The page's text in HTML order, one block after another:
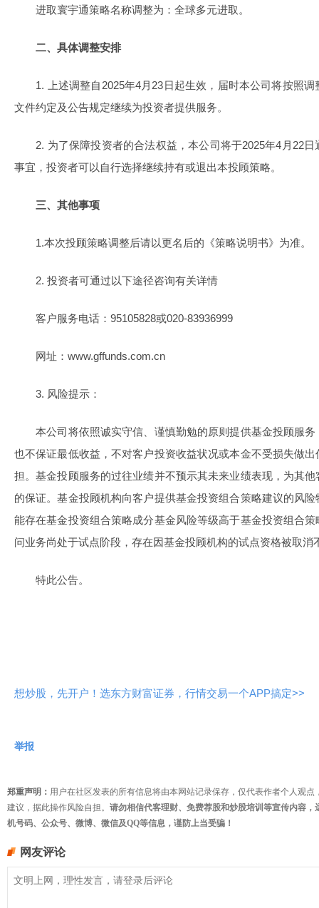
进取寰宇通策略名称调整为：全球多元进取。
二、具体调整安排
1. 上述调整自2025年4月23日起生效，届时本公司将按照调
文件约定及公告规定继续为投资者提供服务。
2. 为了保障投资者的合法权益，本公司将于2025年4月22日
事宜，投资者可以自行选择继续持有或退出本投顾策略。
三、其他事项
1.本次投顾策略调整后请以更名后的《策略说明书》为准。
2. 投资者可通过以下途径咨询有关详情
客户服务电话：95105828或020-83936999
网址：www.gffunds.com.cn
3. 风险提示：
本公司将依照诚实守信、谨慎勤勉的原则提供基金投顾服务
也不保证最低收益，不对客户投资收益状况或本金不受损失做
担。基金投顾服务的过往业绩并不预示其未来业绩表现，为其
的保证。基金投顾机构向客户提供基金投资组合策略建议的风
能存在基金投资组合策略成分基金风险等级高于基金投资组合
问业务尚处于试点阶段，存在因基金投顾机构的试点资格被取消
特此公告。
想炒股，先开户！选东方财富证券，行情交易一个APP搞定>>
举报
郑重声明： 用户在社区发表的所有信息将由本网站记录保存，仅代表作者个人观
建议，据此操作风险自担。 请勿相信代客理财、免费荐股和炒股培训等宣传内容
机号码、公众号、微博、微信及QQ等信息，谨防上当受骗！
网友评论